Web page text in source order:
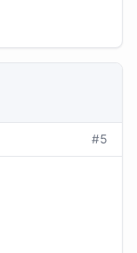
#5